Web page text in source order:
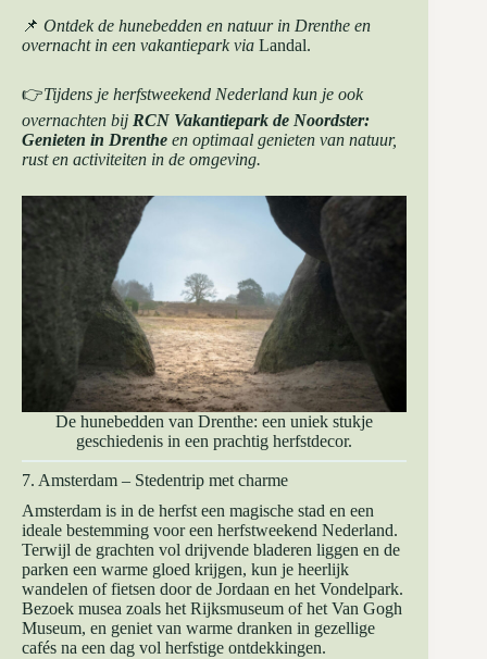
📌 Ontdek de hunebedden en natuur in Drenthe en
overnacht in een vakantiepark via Landal.
👉Tijdens je herfstweekend Nederland kun je ook
overnachten bij RCN Vakantiepark de Noordster:
Genieten in Drenthe en optimaal genieten van natuur,
rust en activiteiten in de omgeving.
De hunebedden van Drenthe: een uniek stukje
geschiedenis in een prachtig herfstdecor.
7. Amsterdam – Stedentrip met charme
Amsterdam is in de herfst een magische stad en een
ideale bestemming voor een herfstweekend Nederland.
Terwijl de grachten vol drijvende bladeren liggen en de
parken een warme gloed krijgen, kun je heerlijk
wandelen of fietsen door de Jordaan en het Vondelpark.
Bezoek musea zoals het Rijksmuseum of het Van Gogh
Museum, en geniet van warme dranken in gezellige
cafés na een dag vol herfstige ontdekkingen.